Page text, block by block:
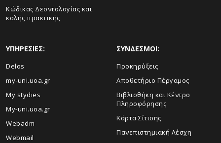
Κώδικας Δεοντολογίας και
καλής πρακτικής
ΥΠΗΡΕΣΙΕΣ:
Delos
my-uni.uoa.gr
My stydies
My-uni.uoa.gr
Webadm
Webmail
ΣΥΝΔΕΣΜΟΙ:
Προκηρύξεις
Αποθετήριο Πέργαμος
Βιβλιοθήκη και Κέντρο
Πληροφόρησης
Kάρτα Σίτισης
Πανεπιστημιακή Λέσχη